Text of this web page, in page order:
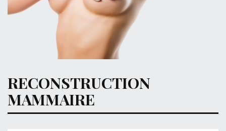
RECONSTRUCTION
MAMMAIRE